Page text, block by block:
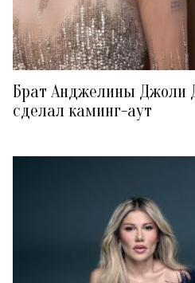
Брат Анджелины Джоли
сделал каминг-аут